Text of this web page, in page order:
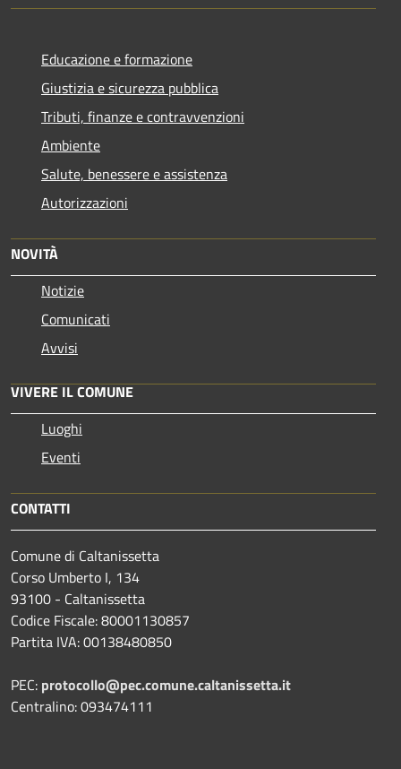
Educazione e formazione
Giustizia e sicurezza pubblica
Tributi, finanze e contravvenzioni
Ambiente
Salute, benessere e assistenza
Autorizzazioni
NOVITÀ
Notizie
Comunicati
Avvisi
VIVERE IL COMUNE
Luoghi
Eventi
CONTATTI
Comune di Caltanissetta
Corso Umberto I, 134
93100 - Caltanissetta
Codice Fiscale: 80001130857
Partita IVA: 00138480850
PEC: protocollo@pec.comune.caltanissetta.it
Centralino: 093474111